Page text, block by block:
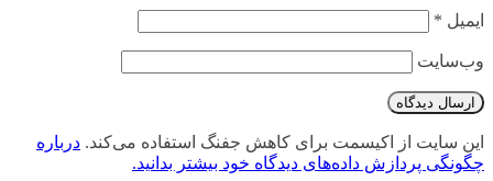
ایمیل *
وب‌سایت
این سایت از اکیسمت برای کاهش جفنگ استفاده می‌کند. درباره
چگونگی پردازش داده‌های دیدگاه خود بیشتر بدانید.